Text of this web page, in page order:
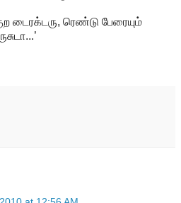
டைரக்டரு, ரெண்டு பேரையும்